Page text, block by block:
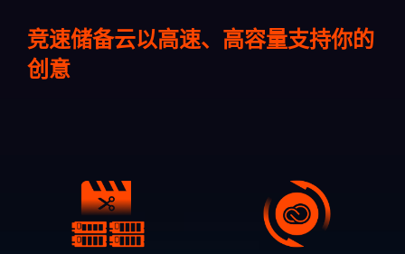
竞速储备云以高速、高容量支持你的
创意